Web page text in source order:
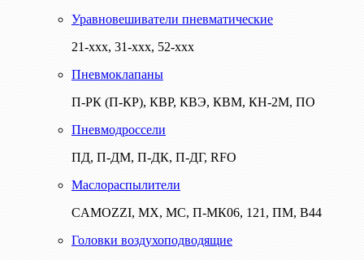
Уравновешиватели пневматические
21-ххх, 31-ххх, 52-ххх
Пневмоклапаны
П-РК (П-КР), КВР, КВЭ, КВМ, КН-2М, ПО
Пневмодроссели
ПД, П-ДМ, П-ДК, П-ДГ, RFO
Маслораспылители
CAMOZZI, МХ, МС, П-МК06, 121, ПМ, В44
Головки воздухоподводящие